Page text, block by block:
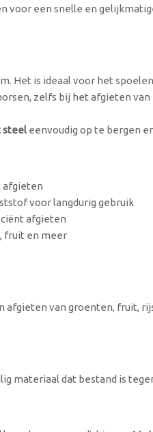
voor een snelle en
Het is ideaal voor het
zelfs bij het afgieten
steel eenvoudig op te bergen
afgieten
voor langdurig gebruik
afgieten
fruit en meer
afgieten van groenten, fruit,
materiaal dat bestand is